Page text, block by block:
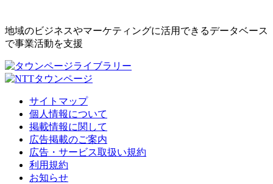
地域のビジネスやマーケティングに活用できるデータベース
で事業活動を支援
サイトマップ
個人情報について
掲載情報に関して
広告掲載のご案内
広告・サービス取扱い規約
利用規約
お知らせ